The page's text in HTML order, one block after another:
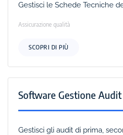
Gestisci le Schede Tecniche
Assicurazione qualità
SCOPRI DI PIÙ
Software Gestione Audit
Gestisci gli audit di prima,